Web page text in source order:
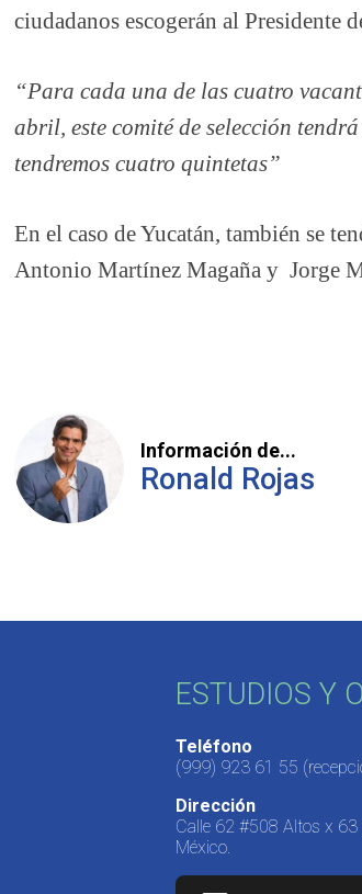
ciudadanos escogerán al Presidente
“Para cada una de las cuatro
abril, este comité de selección
tendremos cuatro quintetas”
En el caso de Yucatán, también se
Antonio Martínez Magaña y Jorge
Información de...
Ronald Rojas
ESTUDIOS Y
Teléfono
(999) 923 61 55
Dirección
Calle 62 #508 Altos x 63
México.